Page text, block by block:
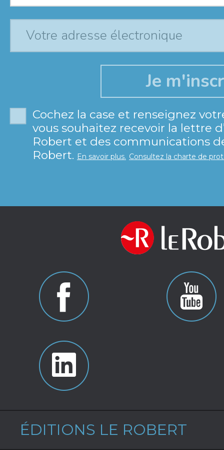
Cochez la case et renseignez
vous souhaitez recevoir la lettre
Robert et des communications
Robert. En savoir plus. Consultez la charte de
ÉDITIONS LE ROBERT